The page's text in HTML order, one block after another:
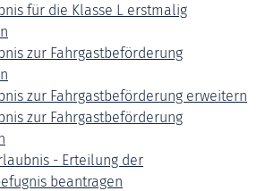
für die Klasse L erstmalig
zur Fahrgastbeförderung
zur Fahrgastbeförderung erweitern
zur Fahrgastbeförderung
- Erteilung der
beantragen